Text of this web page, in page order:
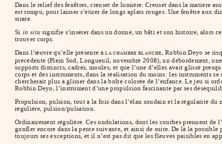
Dans le relief des fenêtres, creuset de lumière. Creuset dans la matière
est rompu, pour laisser s’étirer de longs aplats rouges. Une fenêtre aux
strate.
Si in situ signifie s’insérer dans un donné, un bâti et son histoire, alors
trouver corps.
Dans l’œuvre qu’elle présente àLA CHAMBRE BLANCHE, Robbin Deyo se
précédente (Plein Sud, Longueuil, novembre 2008), un débordement,
supports distincts, cadres, moules, et que l’une d’elles avait glissé
corps et des instruments, dans la réalisation du moins: les instruments
chercherait plus à glisser dans la boîte colorée de l’enfance. Le jeu si
Robbin Deyo, l’instrument d’une propulsion fascinante par ses
Propulsion, pulsion, tout à la fois dans l’élan soudain et la régularité
régulière, pulsion/pulsation.
Ordinairement régulière. Ces ondulations, dont les courbes prennent de
gonfler encore dans la pente suivante, et ainsi de suite. De là la
toujours ses exceptions, et il n’est pas dit que les fleuves paisibles en